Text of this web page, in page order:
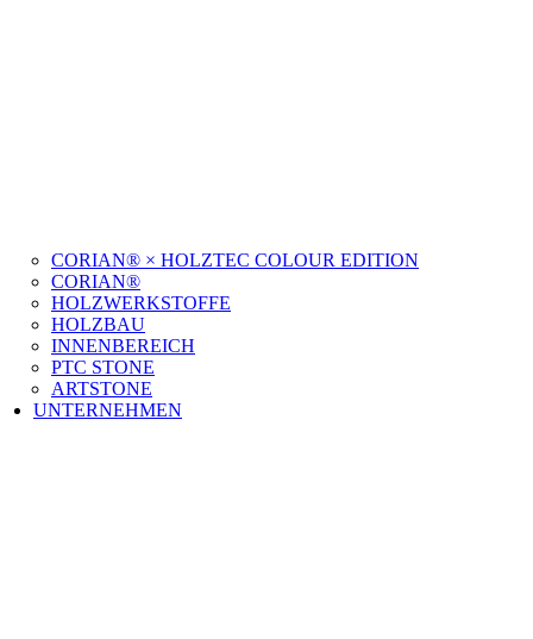
CORIAN® × HOLZTEC COLOUR EDITION
CORIAN®
HOLZWERKSTOFFE
HOLZBAU
INNENBEREICH
PTC STONE
ARTSTONE
UNTERNEHMEN